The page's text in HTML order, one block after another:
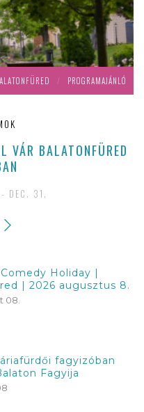
/ PROGRAMAJÁNLÓ
VÁR BALATONFÜRED
DEC. 31.
Holiday |
| 2026 augusztus 8.
08.
fagyizóban
Fagyija